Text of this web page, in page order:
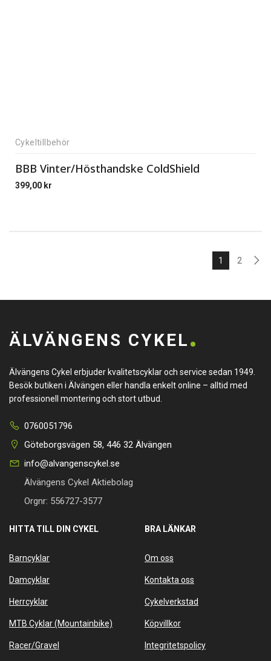
Cykeltillbehör
BBB Vinter/Hösthandske ColdShield
399,00 kr
1 2
ÄLVÄNGENS CYKEL
Älvängens Cykel erbjuder kvalitetscyklar och service sedan 1949.
Besök butiken i Älvängen eller handla enkelt online – alltid med
professionell montering och stort utbud.
0760051796
Göteborgsvägen 58, 446 32 Älvängen
info@alvangenscykel.se
Älvängens Cykel Aktiebolag
Orgnr: 556727-3577
HITTA TILL DIN CYKEL
Barncyklar
Damcyklar
Herrcyklar
MTB Cyklar (Mountainbike)
Racer/Gravel
BRA LÄNKAR
Om oss
Kontakta oss
Cykelverkstad
Köpvillkor
Integritetspolicy